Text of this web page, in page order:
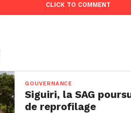
CLICK TO COMMENT
GOUVERNANCE
Siguiri, la SAG
de reprofilage